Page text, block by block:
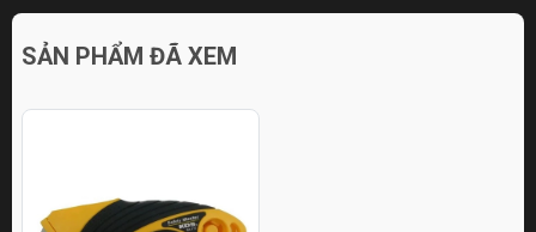
SẢN PHẨM ĐÃ XEM